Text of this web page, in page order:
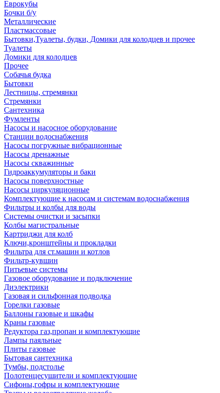
Еврокубы
Бочки б/у
Металлические
Пластмассовые
Бытовки,Туалеты, будки, Домики для колодцев и прочее
Туалеты
Домики для колодцев
Прочее
Собачья будка
Бытовки
Лестницы, стремянки
Стремянки
Сантехника
Фумленты
Насосы и насосное оборудование
Станции водоснабжения
Насосы погружные вибрационные
Насосы дренажные
Насосы скважинные
Гидроаккумуляторы и баки
Насосы поверхностные
Насосы циркуляционные
Комплектующие к насосам и системам водоснабжения
Фильтры и колбы для воды
Системы очистки и засыпки
Колбы магистральные
Картриджи для колб
Ключи,кронштейны и прокладки
Фильтра для ст.машин и котлов
Фильтр-кувшин
Питьевые системы
Газовое оборудование и подключение
Диэлектрики
Газовая и сильфонная подводка
Горелки газовые
Баллоны газовые и шкафы
Краны газовые
Редуктора газ,пропан и комплектующие
Лампы паяльные
Плиты газовые
Бытовая сантехника
Тумбы, подстолье
Полотенцесушители и комплектующие
Сифоны,гофры и комплектующие